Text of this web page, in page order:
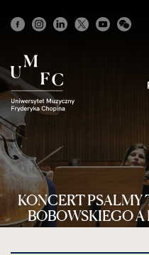
Strona
główna
KONCERT
BOBOWSKIEGO A